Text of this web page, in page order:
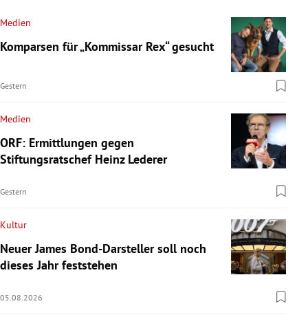
Medien
Komparsen für „Kommissar Rex“ gesucht
Gestern
Medien
ORF: Ermittlungen gegen
Stiftungsratschef Heinz Lederer
Gestern
Kultur
Neuer James Bond-Darsteller soll noch
dieses Jahr feststehen
05.08.2026